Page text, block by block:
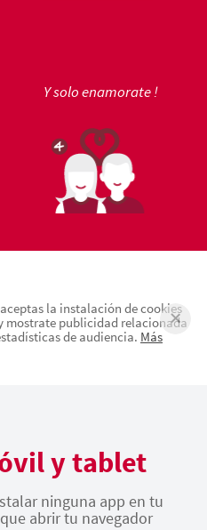
Y solo enamorate !
la instalación de cookies
mostrate publicidad relacionada
de audiencia. Más
y tablet
ninguna app en tu
abrir tu navegador